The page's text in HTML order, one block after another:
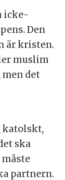
icke-
Den
är kristen.
muslim
det
katolskt,
ska
partnern.